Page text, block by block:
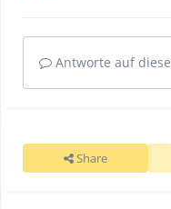
Antworte auf
Share